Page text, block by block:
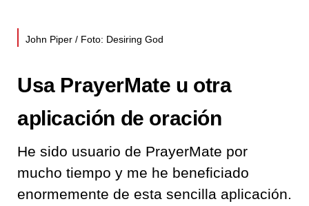
John Piper / Foto: Desiring God
Usa PrayerMate u otra
aplicación de oración
He sido usuario de PrayerMate por
mucho tiempo y me he beneficiado
enormemente de esta sencilla aplicación.